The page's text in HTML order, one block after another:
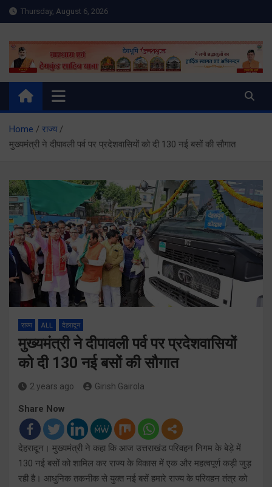
Skip
to
Thursday, August 6, 2026
Meru Raibar | Uttarakhand
News | Uttarkashi News
meruraibar.com
Home
राज्य
मुख्यमंत्री ने दीपावली पर्व पर प्रदेशवासियों को दी 130 नई बसों की सौगात
राज्य ALL देहरादून
मुख्यमंत्री ने दीपावली पर्व पर प्रदेशवासियों
को दी 130 नई बसों की सौगात
2 years ago Girish Gairola
Share Now
देहरादून। मुख्यमंत्री ने कहा कि आज उत्तराखंड परिवहन निगम के बेड़े में
130 नई बसों को शामिल कर राज्य के विकास में एक और महत्वपूर्ण कड़ी जुड़
रही है। आधुनिक तकनीक से युक्त नई बसें हमारे राज्य के परिवहन तंत्र को